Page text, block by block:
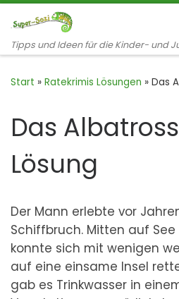
Zum Inhalt springen
Tipps und Ideen für die Kinder- und
Start » Ratekrimis Lösungen » Das
Das
Lösung
Der Mann erlebte vor
Schiffbruch. Mitten auf
konnte sich mit wenigen
auf eine einsame Insel
gab es Trinkwasser in